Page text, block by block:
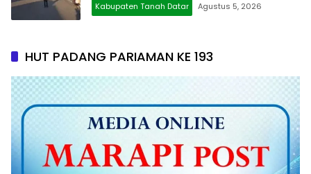
Kabupaten Tanah Datar Agustus 5, 2026
HUT PADANG PARIAMAN KE 193